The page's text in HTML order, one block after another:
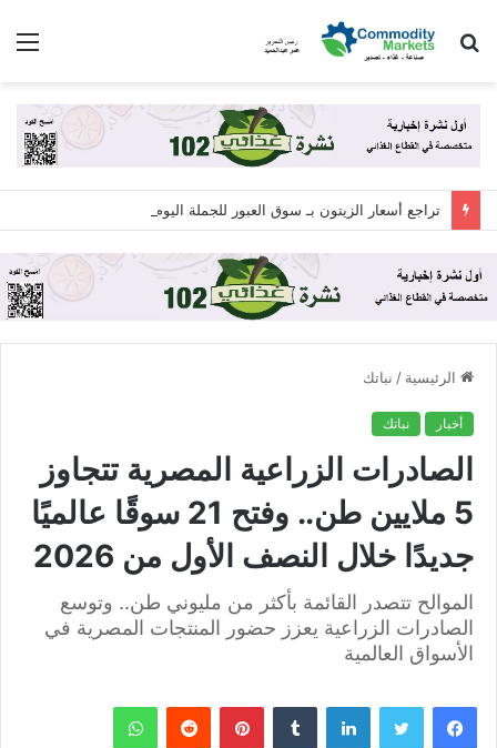
بحث
الرئيسية / نباتك
أخبار نباتك
الصادرات الزراعية المصرية تتجاوز
5 ملايين طن.. وفتح 21 سوقًا عالميًا
جديدًا خلال النصف الأول من 2026
الموالح تتصدر القائمة بأكثر من مليوني طن.. وتوسع
الصادرات الزراعية يعزز حضور المنتجات المصرية في
الأسواق العالمية
فيسبوك تويتر لينكدإن بينتيريست واتساب